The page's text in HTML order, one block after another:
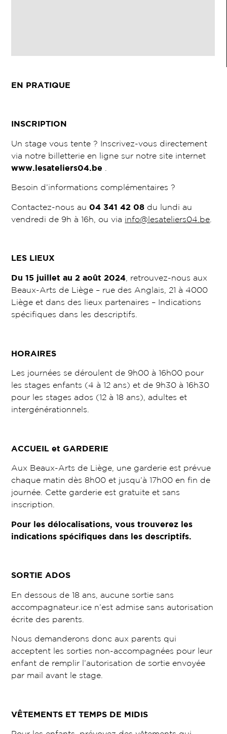
EN PRATIQUE
INSCRIPTION
Un stage vous tente ? Inscrivez-vous directement
via notre billetterie en ligne sur notre site internet
www.lesateliers04.be
Besoin d’informations complémentaires ?
Contactez-nous au04 341 42 08 du lundi au
vendredi de 9h à 16h, ou via info@lesateliers04.be
LES LIEUX
Du 15 juillet au 2 août 2024 , retrouvez-nous aux
Beaux-Arts de Liège – rue des Anglais, 21 à 4000
Liège et dans des lieux partenaires – Indications
spécifiques dans les descriptifs.
HORAIRES
Les journées se déroulent de 9h00 à 16h00 pour
les stages enfants (4 à 12 ans) et de 9h30 à 16h30
pour les stages ados (12 à 18 ans), adultes et
intergénérationnels.
ACCUEIL et GARDERIE
Aux Beaux-Arts de Liège, une garderie est prévue
chaque matin dès 8h00 et jusqu’à 17h00 en fin de
journée. Cette garderie est gratuite et sans
inscription.
Pour les délocalisations, vous trouverez les
indications spécifiques dans les descriptifs.
SORTIE ADOS
En dessous de 18 ans, aucune sortie sans
accompagnateur.ice n’est admise sans autorisation
écrite des parents.
Nous demanderons donc aux parents qui
acceptent les sorties non-accompagnées pour leur
enfant de remplir l’autorisation de sortie envoyée
par mail avant le stage.
VÊTEMENTS ET TEMPS DE MIDIS